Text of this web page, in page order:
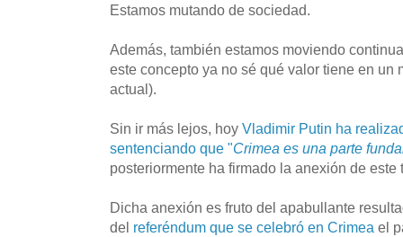
Estamos mutando de sociedad.
Además, también estamos moviendo
este concepto ya no sé qué valor tiene en un
actual).
Sin ir más lejos, hoy Vladimir Putin ha
sentenciando que "Crimea es una parte
posteriormente ha firmado la anexión de este
Dicha anexión es fruto del apabullante
del referéndum que se celebró en Crimea el